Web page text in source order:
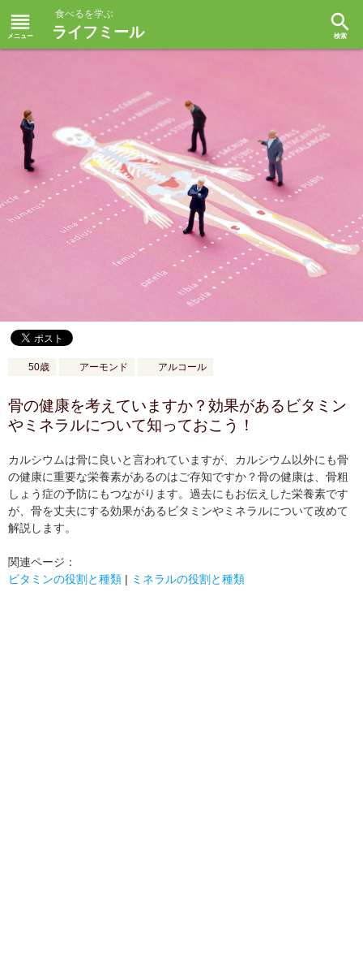
reorder 食べるを学ぶ
ライフミール search
50歳 アーモンド アルコール
骨の健康を考えていますか？効果があるビタミン
やミネラルについて知っておこう！
カルシウムは骨に良いと言われていますが、カルシウム以外にも骨
の健康に重要な栄養素があるのはご存知ですか？骨の健康は、骨粗
しょう症の予防にもつながります。過去にもお伝えした栄養素です
が、骨を丈夫にする効果があるビタミンやミネラルについて改めて
解説します。
関連ページ：
ビタミンの役割と種類 | ミネラルの役割と種類